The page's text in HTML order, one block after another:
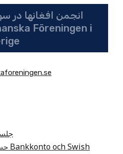
انجمن افغانها در
حساب بانکی انجمن Bankkonto och Swish